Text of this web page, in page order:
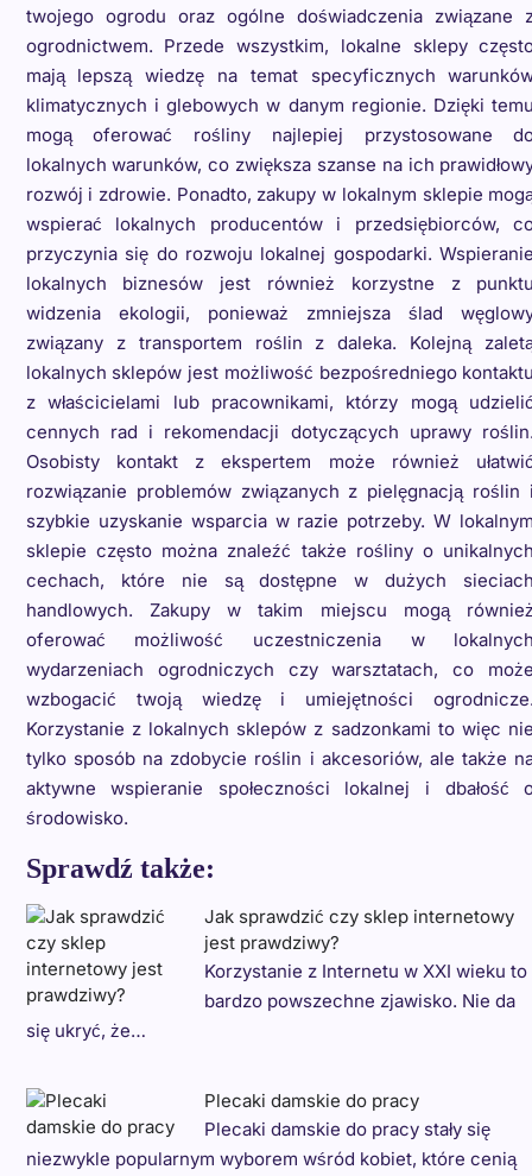
twojego ogrodu oraz ogólne doświadczenia związane
ogrodnictwem. Przede wszystkim, lokalne sklepy
mają lepszą wiedzę na temat specyficznych
klimatycznych i glebowych w danym regionie. Dzięki
mogą oferować rośliny najlepiej przystosowane
lokalnych warunków, co zwiększa szanse na ich
rozwój i zdrowie. Ponadto, zakupy w lokalnym sklepie
wspierać lokalnych producentów i przedsiębiorców,
przyczynia się do rozwoju lokalnej gospodarki.
lokalnych biznesów jest również korzystne z
widzenia ekologii, ponieważ zmniejsza ślad
związany z transportem roślin z daleka. Kolejną
lokalnych sklepów jest możliwość bezpośredniego
z właścicielami lub pracownikami, którzy mogą
cennych rad i rekomendacji dotyczących uprawy
Osobisty kontakt z ekspertem może również
rozwiązanie problemów związanych z pielęgnacją roślin
szybkie uzyskanie wsparcia w razie potrzeby. W
sklepie często można znaleźć także rośliny o
cechach, które nie są dostępne w dużych
handlowych. Zakupy w takim miejscu mogą
oferować możliwość uczestniczenia w
wydarzeniach ogrodniczych czy warsztatach, co
wzbogacić twoją wiedzę i umiejętności
Korzystanie z lokalnych sklepów z sadzonkami to więc
tylko sposób na zdobycie roślin i akcesoriów, ale także
aktywne wspieranie społeczności lokalnej i dbałość
środowisko.
Sprawdź także:
Jak sprawdzić czy sklep internetowy
jest prawdziwy?
Korzystanie z Internetu w XXI wieku to
bardzo powszechne zjawisko. Nie da
się ukryć, że…
Plecaki damskie do pracy
Plecaki damskie do pracy stały się
niezwykle popularnym wyborem wśród kobiet, które cenią